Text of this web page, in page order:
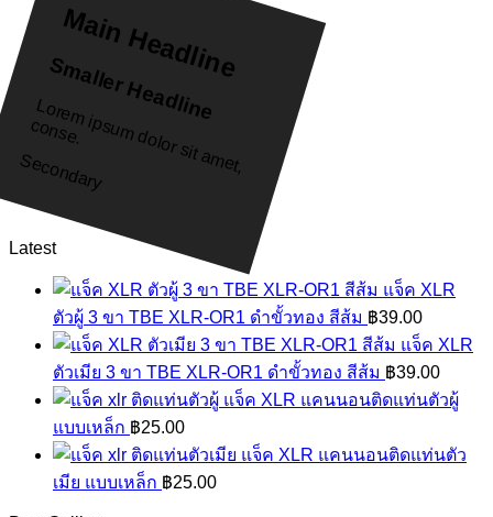
Main Headline
Smaller Headline
L
o
re
m
ip
s
u
m
d
o
lo
r s
it a
m
e
t,
c
o
n
s
e
.
Secondary
Latest
แจ็ค XLR
ตัวผู้ 3 ขา TBE XLR-OR1 ดำขั้วทอง สีส้ม ฿39.00
แจ็ค XLR
ตัวเมีย 3 ขา TBE XLR-OR1 ดำขั้วทอง สีส้ม ฿39.00
แจ็ค XLR แคนนอนติดแท่นตัวผู้
แบบเหล็ก ฿25.00
แจ็ค XLR แคนนอนติดแท่นตัว
เมีย แบบเหล็ก ฿25.00